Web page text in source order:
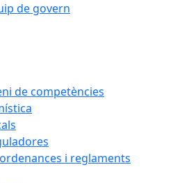
de govern
de competències
i reglaments